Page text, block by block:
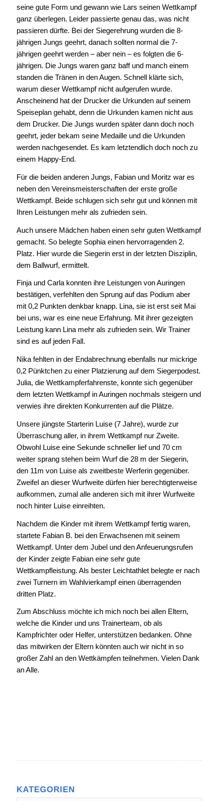
seine gute Form und gewann wie Lars seinen Wettkampf
ganz überlegen. Leider passierte genau das, was nicht
passieren dürfte. Bei der Siegerehrung wurden die 8-
jährigen Jungs geehrt, danach sollten normal die 7-
jährigen geehrt werden – aber nein – es folgten die 6-
jährigen. Die Jungs waren ganz baff und manch einem
standen die Tränen in den Augen. Schnell klärte sich,
warum dieser Wettkampf nicht aufgerufen wurde.
Anscheinend hat der Drucker die Urkunden auf seinem
Speiseplan gehabt, denn die Urkunden kamen nicht aus
dem Drucker. Die Jungs wurden später dann doch noch
geehrt, jeder bekam seine Medaille und die Urkunden
werden nachgesendet. Es kam letztendlich doch noch zu
einem Happy-End.
Für die beiden anderen Jungs, Fabian und Moritz war es
neben den Vereinsmeisterschaften der erste große
Wettkampf. Beide schlugen sich sehr gut und können mit
Ihren Leistungen mehr als zufrieden sein.
Auch unsere Mädchen haben einen sehr guten Wettkampf
gemacht. So belegte Sophia einen hervorragenden 2.
Platz. Hier wurde die Siegerin erst in der letzten Disziplin,
dem Ballwurf, ermittelt.
Finja und Carla konnten ihre Leistungen von Auringen
bestätigen, verfehlten den Sprung auf das Podium aber
mit 0,2 Punkten denkbar knapp. Lina, sie ist erst seit Mai
bei uns, war es eine neue Erfahrung. Mit ihrer gezeigten
Leistung kann Lina mehr als zufrieden sein. Wir Trainer
sind es auf jeden Fall.
Nika fehlten in der Endabrechnung ebenfalls nur mickrige
0,2 Pünktchen zu einer Platzierung auf dem Siegerpodest.
Julia, die Wettkampferfahrenste, konnte sich gegenüber
dem letzten Wettkampf in Auringen nochmals steigern und
verwies ihre direkten Konkurrenten auf die Plätze.
Unsere jüngste Starterin Luise (7 Jahre), wurde zur
Überraschung aller, in ihrem Wettkampf nur Zweite.
Obwohl Luise eine Sekunde schneller lief und 70 cm
weiter sprang stehen beim Wurf die 28 m der Siegerin,
den 11m von Luise als zweitbeste Werferin gegenüber.
Zweifel an dieser Wurfweite dürfen hier berechtigterweise
aufkommen, zumal alle anderen sich mit ihrer Wurfweite
noch hinter Luise einreihten.
Nachdem die Kinder mit ihrem Wettkampf fertig waren,
startete Fabian B. bei den Erwachsenen mit seinem
Wettkampf. Unter dem Jubel und den Anfeuerungsrufen
der Kinder zeigte Fabian eine sehr gute
Wettkampfleistung. Als bester Leichtathlet belegte er nach
zwei Turnern im Wahlvierkampf einen überragenden
dritten Platz.
Zum Abschluss möchte ich mich noch bei allen Eltern,
welche die Kinder und uns Trainerteam, ob als
Kampfrichter oder Helfer, unterstützen bedanken. Ohne
das mitwirken der Eltern könnten auch wir nicht in so
großer Zahl an den Wettkämpfen teilnehmen. Vielen Dank
an Alle.
KATEGORIEN